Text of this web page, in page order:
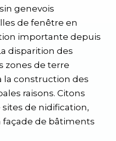
genevois
de fenêtre en
importante depuis
disparition des
zones de terre
la construction des
raisons. Citons
de nidification,
façade de bâtiments